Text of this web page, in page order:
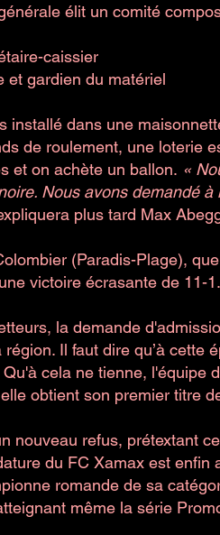
élit un comité
caissier
et gardien du matériel
installé dans une
de roulement, une loterie
et on achète un ballon. «
Nous avons demandé
plus tard Max
(Paradis-Plage),
victoire écrasante de 11-1.
la demande
Il faut dire qu’à
cela ne tienne, l'équipe
obtient son premier titre
nouveau refus, prétextant
du FC Xamax est
romande de sa
même la série